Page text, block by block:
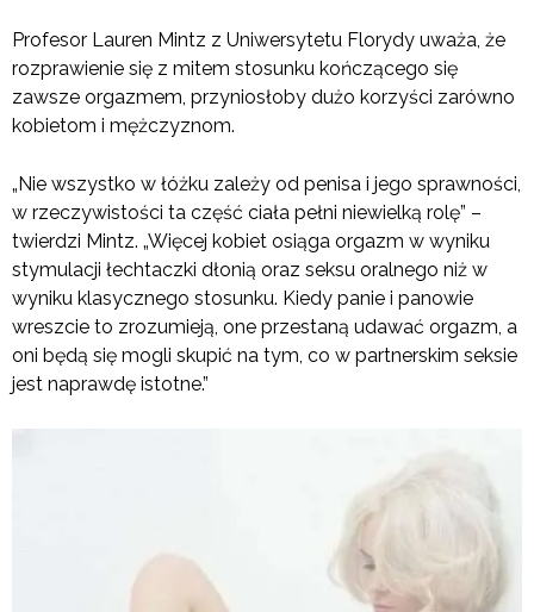
Profesor Lauren Mintz z Uniwersytetu Florydy uważa, że
rozprawienie się z mitem stosunku kończącego się
zawsze orgazmem, przyniosłoby dużo korzyści zarówno
kobietom i mężczyznom.
„Nie wszystko w łóżku zależy od penisa i jego sprawności,
w rzeczywistości ta część ciała pełni niewielką rolę” –
twierdzi Mintz. „Więcej kobiet osiąga orgazm w wyniku
stymulacji łechtaczki dłonią oraz seksu oralnego niż w
wyniku klasycznego stosunku. Kiedy panie i panowie
wreszcie to zrozumieją, one przestaną udawać orgazm, a
oni będą się mogli skupić na tym, co w partnerskim seksie
jest naprawdę istotne.”